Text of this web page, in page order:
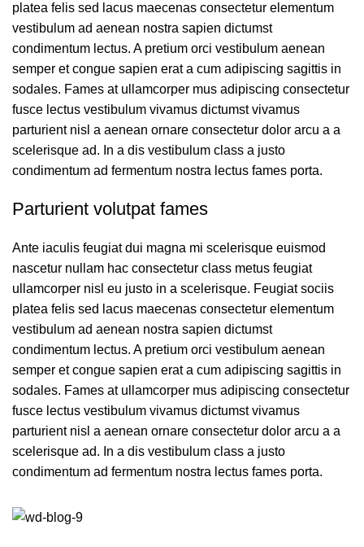
platea felis sed lacus maecenas consectetur elementum
vestibulum ad aenean nostra sapien dictumst
condimentum lectus. A pretium orci vestibulum aenean
semper et congue sapien erat a cum adipiscing sagittis in
sodales. Fames at ullamcorper mus adipiscing consectetur
fusce lectus vestibulum vivamus dictumst vivamus
parturient nisl a aenean ornare consectetur dolor arcu a a
scelerisque ad. In a dis vestibulum class a justo
condimentum ad fermentum nostra lectus fames porta.
Parturient volutpat fames
Ante iaculis feugiat dui magna mi scelerisque euismod
nascetur nullam hac consectetur class metus feugiat
ullamcorper nisl eu justo in a scelerisque. Feugiat sociis
platea felis sed lacus maecenas consectetur elementum
vestibulum ad aenean nostra sapien dictumst
condimentum lectus. A pretium orci vestibulum aenean
semper et congue sapien erat a cum adipiscing sagittis in
sodales. Fames at ullamcorper mus adipiscing consectetur
fusce lectus vestibulum vivamus dictumst vivamus
parturient nisl a aenean ornare consectetur dolor arcu a a
scelerisque ad. In a dis vestibulum class a justo
condimentum ad fermentum nostra lectus fames porta.